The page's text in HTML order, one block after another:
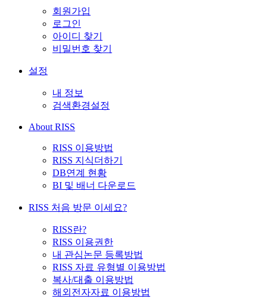
회원가입
로그인
아이디 찾기
비밀번호 찾기
설정
내 정보
검색환경설정
About RISS
RISS 이용방법
RISS 지식더하기
DB연계 현황
BI 및 배너 다운로드
RISS 처음 방문 이세요?
RISS란?
RISS 이용권한
내 관심논문 등록방법
RISS 자료 유형별 이용방법
복사/대출 이용방법
해외전자자료 이용방법